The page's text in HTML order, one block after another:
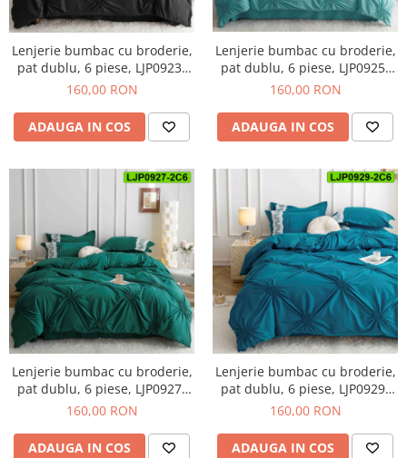
Lenjerie bumbac cu broderie,
pat dublu, 6 piese, LJP0923-
2C6
160,00 RON
ADAUGA IN COS
Lenjerie bumbac cu broderie,
pat dublu, 6 piese, LJP0925-
2C6
160,00 RON
ADAUGA IN COS
Lenjerie bumbac cu broderie,
pat dublu, 6 piese, LJP0927-
2C6
160,00 RON
ADAUGA IN COS
Lenjerie bumbac cu broderie,
pat dublu, 6 piese, LJP0929-
2C6
160,00 RON
ADAUGA IN COS